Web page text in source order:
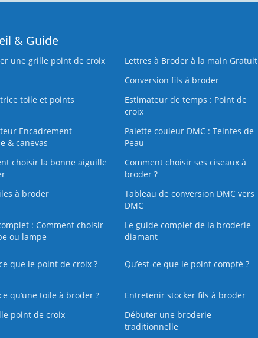
& Guide
une grille point de croix
Lettres à Broder à la main Gratuit
Conversion fils à broder
toile et points
Estimateur de temps : Point de
croix
Encadrement
& canevas
Palette couleur DMC : Teintes de
Peau
choisir la bonne aiguille
Comment choisir ses ciseaux à
broder ?
à broder
Tableau de conversion DMC vers
DMC
: Comment choisir
ou lampe
Le guide complet de la broderie
diamant
que le point de croix ?
Qu’est-ce que le point compté ?
qu’une toile à broder ?
Entretenir stocker fils à broder
point de croix
Débuter une broderie
traditionnelle